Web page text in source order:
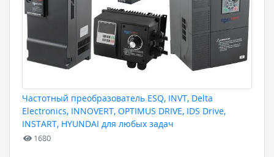
Частотный преобразователь ESQ, INVT, Delta
Electronics, INNOVERT, OPTIMUS DRIVE, IDS Drive,
INSTART, HYUNDAI для любых задач
1680